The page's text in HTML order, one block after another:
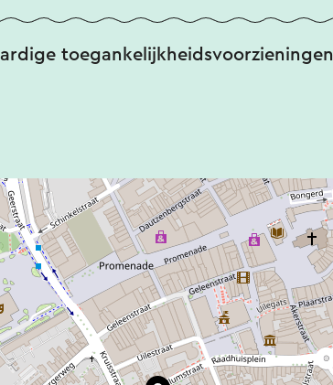
toegankelijkheidsvoorzieningen